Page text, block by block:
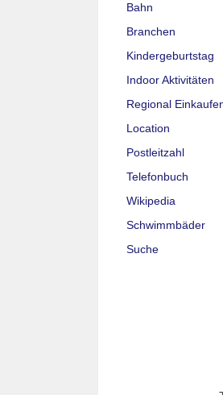
Bahn
Branchen
Kindergeburtstag
Indoor Aktivitäten
Regional
Location
Postleitzahl
Telefonbuch
Wikipedia
Schwimmbäder
Suche